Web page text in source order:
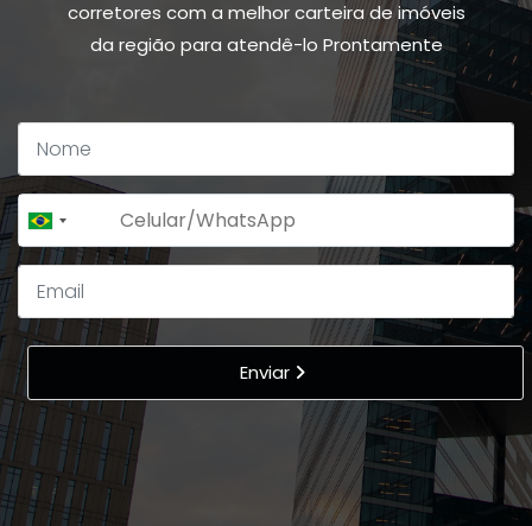
corretores com a melhor carteira de imóveis
da região para atendê-lo Prontamente
Brazil
+55
Enviar